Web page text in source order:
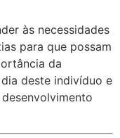
às necessidades
para que possam
da
deste indivíduo e